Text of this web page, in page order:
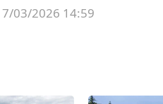
03/2026 14:59